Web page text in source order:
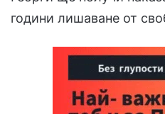
години лишаване от